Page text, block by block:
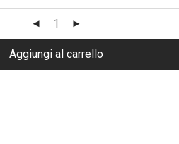
Aggiungi al carrello